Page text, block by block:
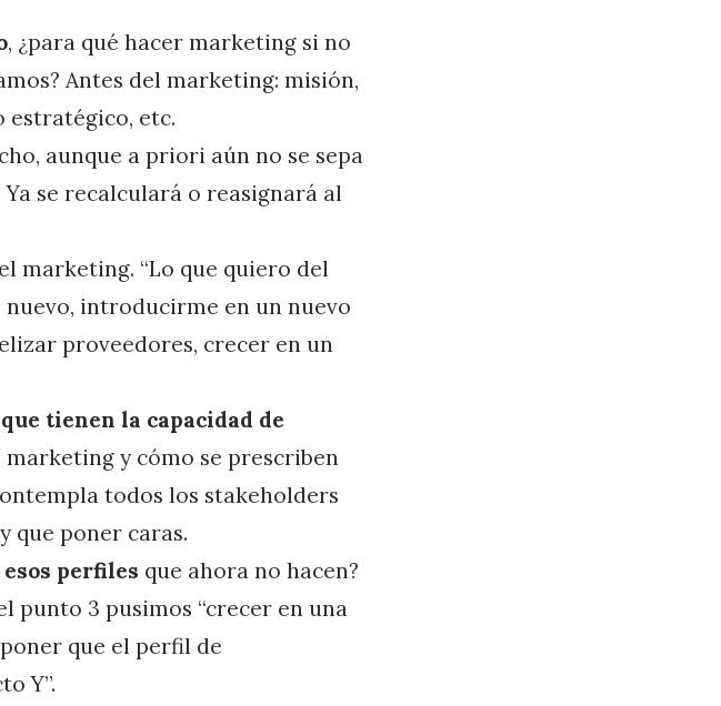
, ¿para qué hacer marketing si no
Antes del marketing: misión,
estratégico, etc.
aunque a priori aún no se sepa
se recalculará o reasignará al
marketing. “Lo que quiero del
introducirme en un nuevo
proveedores, crecer en un
tienen la capacidad de
y cómo se prescriben
todos los stakeholders
que poner caras.
perfiles que ahora no hacen?
punto 3 pusimos “crecer en una
que el perfil de
Y”.